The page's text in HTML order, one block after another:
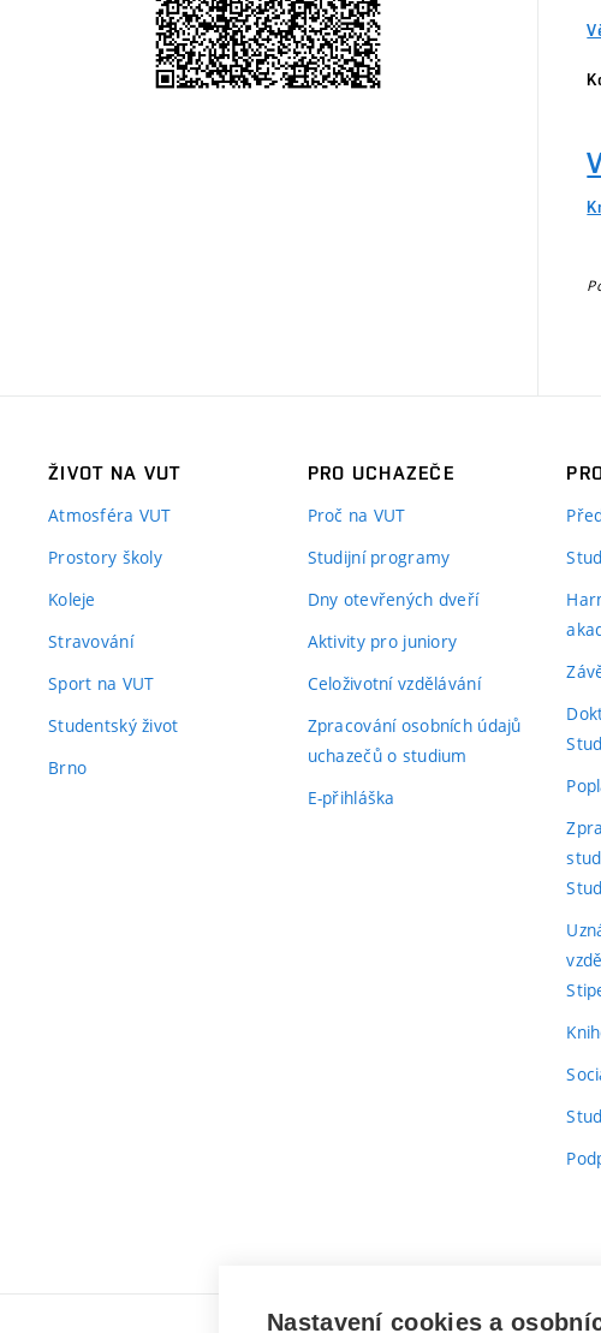
ŽIVOT NA VUT
Atmosféra VUT
Prostory školy
Koleje
Stravování
Sport na VUT
Studentský život
Brno
PRO UCHAZEČE
Proč na VUT
Studijní programy
Dny otevřených dveří
Aktivity pro juniory
Celoživotní vzdělávání
Zpracování osobních údajů
uchazečů o studium
E-přihláška
Nastavení cookies a